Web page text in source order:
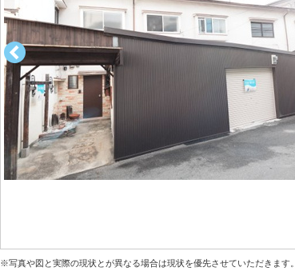
※写真や図と実際の現状とが異なる場合は現状を優先させていただきます。